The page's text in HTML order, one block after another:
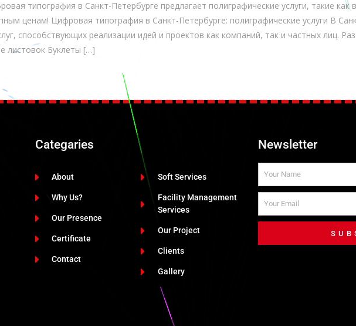
типография в Санкт-Петербурге предлагает полиграфические услуги, такие
ценам! Цифровая типография в Санкт-Петербурге: полиграфические услуги В
способствующих реализации идей и проектов как компаний, так и частных лиц.
листовок Буклеты […]
Categaries
About
Why Us?
Our Presence
Certificate
Contact
Soft Services
Facility Management
Services
Our Project
Clients
Gallery
Newsletter